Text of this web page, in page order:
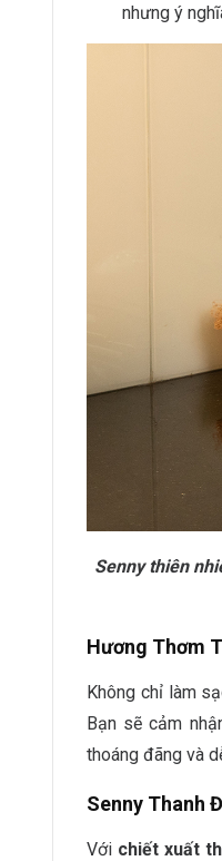
nhưng ý
Senny thiên
Hương Thơm
Không chỉ làm
Bạn sẽ cảm
thoáng đãng và
Senny Thanh
Với chiết xuất